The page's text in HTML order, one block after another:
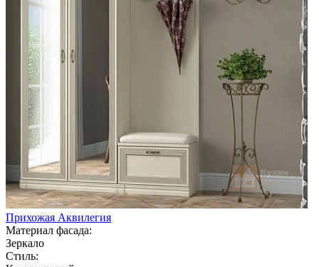
Прихожая Аквилегия
Материал фасада:
Зеркало
Стиль: